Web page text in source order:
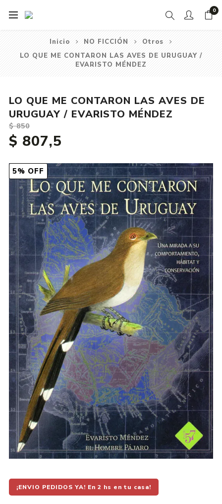
0
Inicio NO FICCIÓN
Otros
LO QUE ME CONTARON LAS AVES DE URUGUAY /
EVARISTO MÉNDEZ
5% OFF
LO QUE ME CONTARON LAS AVES DE
URUGUAY / EVARISTO MÉNDEZ
$ 850
$ 807,5
¡ENVIO PEDIDOS YA! En 2 hs en tu casa!